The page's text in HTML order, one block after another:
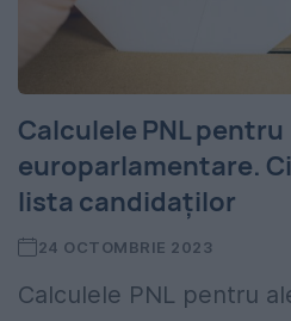
Calculele PNL pentru
europarlamentare.
lista candidaților
24 OCTOMBRIE 2023
Calculele PNL pentru